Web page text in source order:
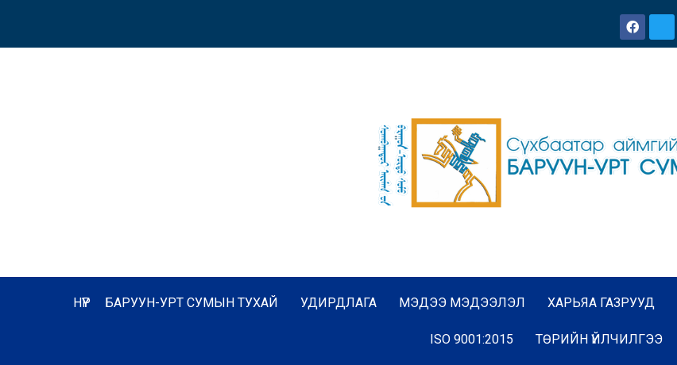
НҮҮР БАРУУН-УРТ СУМЫН ТУХАЙ УДИРДЛАГА МЭДЭЭ МЭДЭЭЛЭЛ ХАРЬЯА ГАЗРУУД
ISO 9001:2015 ТӨРИЙН ҮЙЛЧИЛГЭЭ